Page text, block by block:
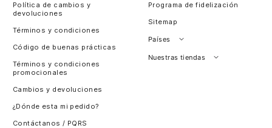
Política de cambios y
devoluciones
Términos y condiciones
Código de buenas prácticas
Términos y condiciones
promocionales
Cambios y devoluciones
¿Dónde esta mi pedido?
Contáctanos / PQRS
Programa de fidelización
Sitemap
Países
Perú
Nuestras tiendas